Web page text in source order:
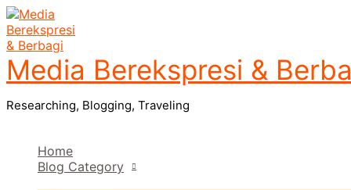
Lewati
ke
konten
Media Berekspresi &
Researching, Blogging, Traveling
Home
Blog Category